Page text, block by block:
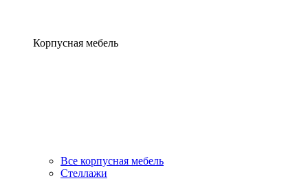
Корпусная мебель
Все корпусная мебель
Стеллажи